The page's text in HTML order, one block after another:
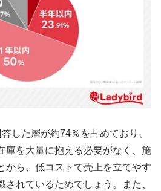
した層が約74％を占めており、
庫を大量に抱える必要がなく、施
から、低コストで売上を立てやす
されているためでしょう。また、